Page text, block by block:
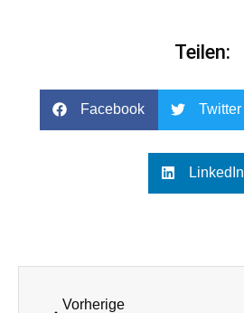
Teilen:
Facebook Twitter
LinkedIn
Vorherige